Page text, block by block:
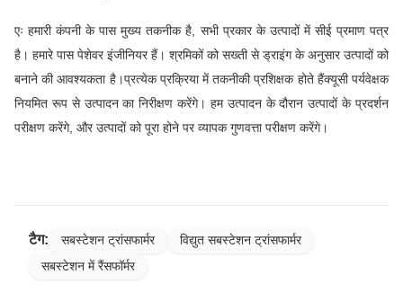
एः हमारी कंपनी के पास मुख्य तकनीक है, सभी प्रकार के उत्पादों में सीई प्रमाण पत्र
है। हमारे पास पेशेवर इंजीनियर हैं। श्रमिकों को सख्ती से ड्राइंग के अनुसार उत्पादों को
बनाने की आवश्यकता है।प्रत्येक प्रक्रिया में तकनीकी प्रशिक्षक होते हैंक्यूसी पर्यवेक्षक
नियमित रूप से उत्पादन का निरीक्षण करेंगे। हम उत्पादन के दौरान उत्पादों के प्रदर्शन
परीक्षण करेंगे, और उत्पादों को पूरा होने पर व्यापक गुणवत्ता परीक्षण करेंगे।
टैग: सबस्टेशन ट्रांसफार्मर
विद्युत सबस्टेशन ट्रांसफार्मर
सबस्टेशन में रैंसफॉर्मर